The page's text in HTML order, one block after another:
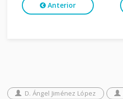
Anterior
D. Ángel Jiménez López